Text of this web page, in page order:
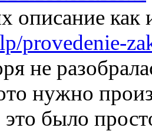
описание как
provedenie-
не
нужно
было